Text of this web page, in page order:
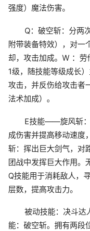
强度）魔法伤害。
Q：破空斩：分两
附带装备特效），对一
却，攻击加成。W ：劳
1级，随技能等级成长
攻击，并反伤给攻击者
法术加成）。
E技能——旋风斩：
成伤害并提高移动速
斩：挥出巨大剑气，对
团战中发挥巨大作用。
Q技能用于消耗敌人，
层数，提高攻击力。
被动技能：决斗达
能：破空斩。拥有两段